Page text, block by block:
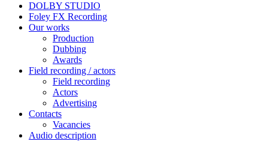
DOLBY STUDIO
Foley FX Recording
Our works
Production
Dubbing
Awards
Field recording / actors
Field recording
Actors
Advertising
Contacts
Vacancies
Audio description